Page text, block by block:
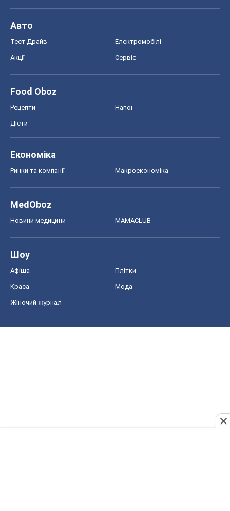
Авто
Тест Драйв Електромобілі
Акції Сервіс
Food Oboz
Рецепти Напої
Дієти
Економіка
Ринки та компанії Макроекономіка
MedOboz
Новини медицини MAMACLUB
Шоу
Афіша Плітки
Краса Мода
Жіночий журнал